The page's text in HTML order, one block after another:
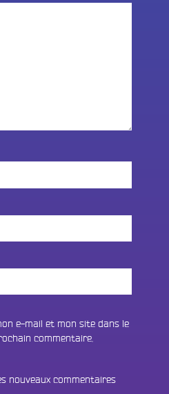
e-mail et mon site dans le
commentaire.
nouveaux commentaires